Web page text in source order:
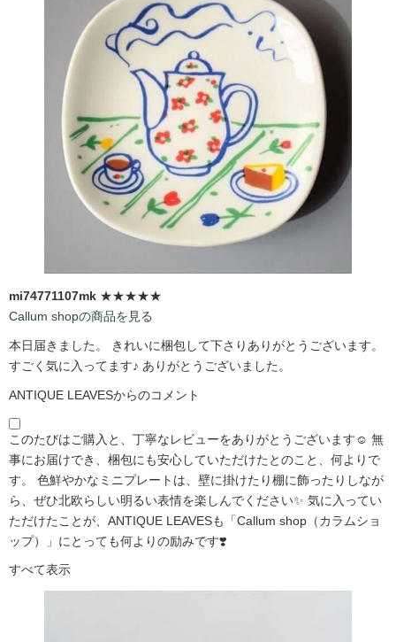
mi74771107mk ★★★★★
Callum shopの商品を見る
本日届きました。 きれいに梱包して下さりありがとうございます。
すごく気に入ってます♪ ありがとうございました。
ANTIQUE LEAVESからのコメント
このたびはご購入と、丁寧なレビューをありがとうございます☺️ 無
事にお届けでき、梱包にも安心していただけたとのこと、何よりで
す。 色鮮やかなミニプレートは、壁に掛けたり棚に飾ったりしなが
ら、ぜひ北欧らしい明るい表情を楽しんでください✨ 気に入ってい
ただけたことが、ANTIQUE LEAVESも「Callum shop（カラムショ
ップ）」にとっても何よりの励みです❣️
すべて表示